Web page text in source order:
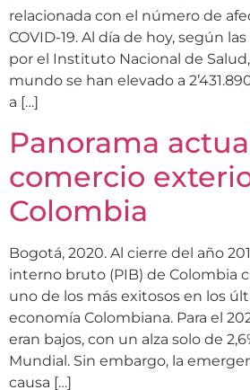
relacionada con el número de
COVID-19. Al día de hoy, según
por el Instituto Nacional de
mundo se han elevado a
a […]
Panorama
comercio
Colombia
Bogotá, 2020. Al cierre del año
interno bruto (PIB) de Colombia
uno de los más exitosos en los
economía Colombiana. Para el
eran bajos, con un alza solo de
Mundial. Sin embargo, la
causa […]